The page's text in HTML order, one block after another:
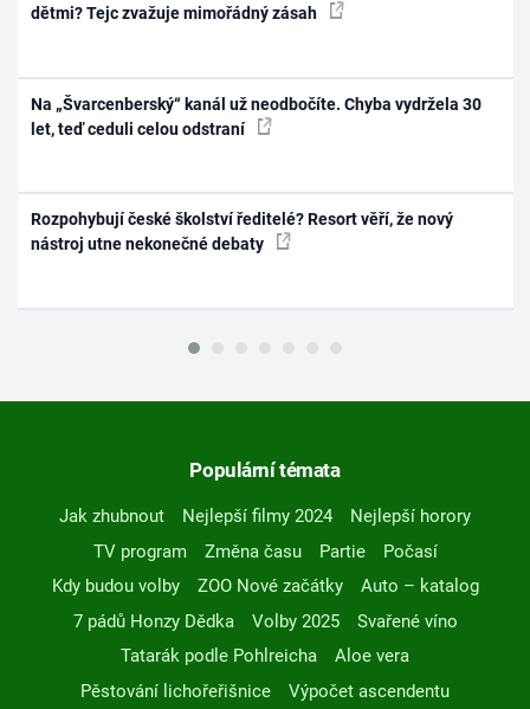
dětmi? Tejc zvažuje mimořádný zásah
Na „Švarcenberský“ kanál už neodbočíte. Chyba vydržela 30
let, teď ceduli celou odstraní
Rozpohybují české školství ředitelé? Resort věří, že nový
nástroj utne nekonečné debaty
Populární témata
Jak zhubnout Nejlepší filmy 2024
Nejlepší horory
TV program
Změna času Partie
Počasí
Kdy budou volby
ZOO Nové začátky
Auto – katalog
7 pádů Honzy Dědka
Volby 2025
Svařené víno
Tatarák podle Pohlreicha
Aloe vera
Pěstování lichořeřišnice
Výpočet ascendentu